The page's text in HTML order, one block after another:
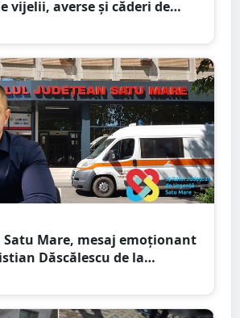
vijelii, averse și căderi de
Mare, mesaj emoționant
Dăscălescu de la